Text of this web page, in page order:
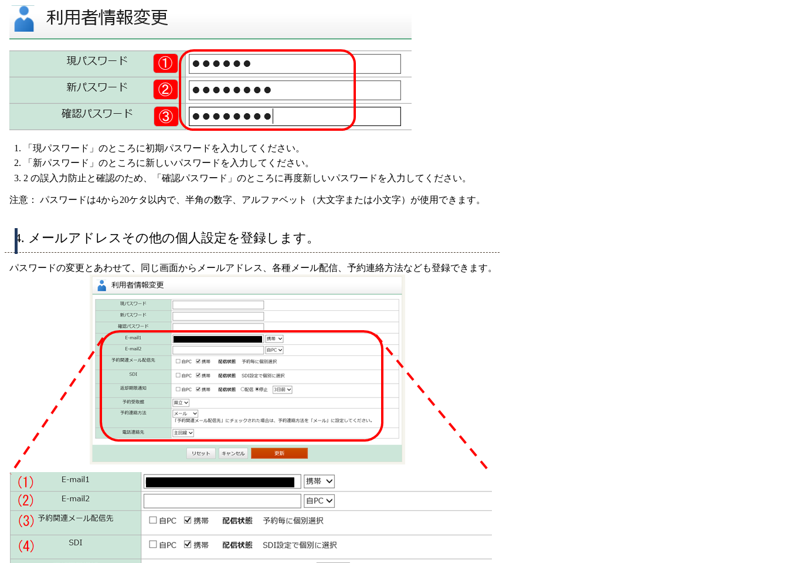
「現パスワード」のところに初期パスワードを入力してください。
「新パスワード」のところに新しいパスワードを入力してください。
2 の誤入力防止と確認のため、「確認パスワード」のところに再度新しいパスワードを入力してください。
注意： パスワードは4から20ケタ以内で、半角の数字、アルファベット（大文字または小文字）が使用できます。
4. メールアドレスその他の個人設定を登録します。
パスワードの変更とあわせて、同じ画面からメールアドレス、各種メール配信、予約連絡方法なども登録できます。